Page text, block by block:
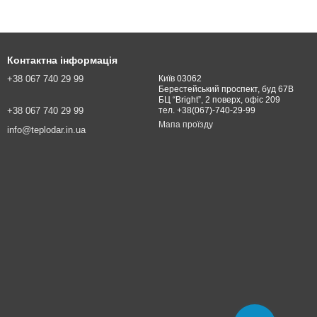
Контактна інформація
+38 067 740 29 99
+38 067 740 29 99
info@teplodar.in.ua
Київ 03062
Берестейський проспект, буд 67В
БЦ “Bright”, 2 поверх, офіс 209
тел. +38(067)-740-29-99
Мапа проїзду